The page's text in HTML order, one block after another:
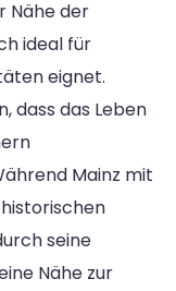
Nähe der
ideal für
eignet.
dass das Leben
Mainz mit
seine
Nähe zur